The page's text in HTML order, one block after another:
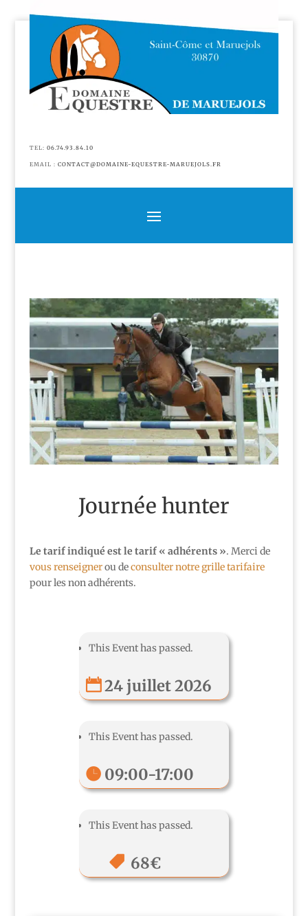
TEL: 06.74.93.84.10
EMAIL : CONTACT@DOMAINE-EQUESTRE-MARUEJOLS.FR
Journée hunter
Le tarif indiqué est le tarif « adhérents ». Merci de
vous renseignerou deconsulter notre grille tarifaire
pour les non adhérents.
This Event has passed.
24 juillet 2026
This Event has passed.
09:00-17:00
This Event has passed.
68€